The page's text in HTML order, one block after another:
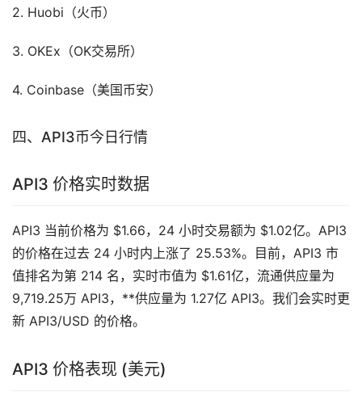
2. Huobi（火币）
3. OKEx（OK交易所）
4. Coinbase（美国币安）
四、API3币今日行情
API3 价格实时数据
API3 当前价格为 $1.66，24 小时交易额为 $1.02亿。API3
的价格在过去 24 小时内上涨了 25.53%。目前，API3 市
值排名为第 214 名，实时市值为 $1.61亿，流通供应量为
9,719.25万 API3，**供应量为 1.27亿 API3。我们会实时更
新 API3/USD 的价格。
API3 价格表现 (美元)